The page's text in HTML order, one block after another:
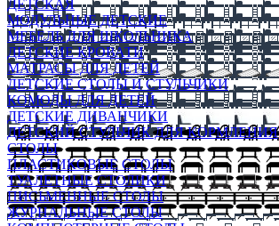
ДЕТСКАЯ
МОДУЛЬНЫЕ ДЕТСКИЕ
МЕБЕЛЬ ДЛЯ ШКОЛЬНИКА
ДЕТСКИЕ КРОВАТИ
МАТРАСЫ ДЛЯ ДЕТЕЙ
ДЕТСКИЕ СТОЛЫ И СТУЛЬЧИКИ
КОМОДЫ ДЛЯ ДЕТЕЙ
ДЕТСКИЕ ДИВАНЧИКИ
ДЕТСКИЙ СТУЛЬЧИК ДЛЯ КОРМЛЕНИЯ
СТОЛЫ
ПЛАСТИКОВЫЕ СТОЛЫ
ТУАЛЕТНЫЕ СТОЛИКИ
ПИСЬМЕННЫЕ СТОЛЫ
ЖУРНАЛЬНЫЕ СТОЛЫ